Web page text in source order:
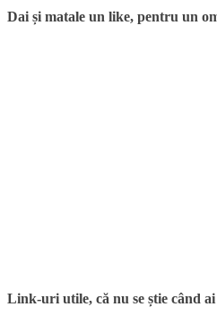
Dai și matale un like, pentru un
Link-uri utile, că nu se știe când ai